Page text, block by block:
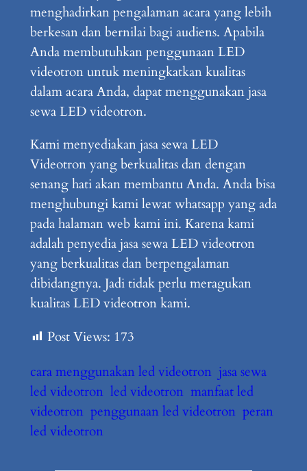
menghadirkan pengalaman acara yang lebih
berkesan dan bernilai bagi audiens. Apabila
Anda membutuhkan penggunaan LED
videotron untuk meningkatkan kualitas
dalam acara Anda, dapat menggunakan jasa
sewa LED videotron.
Kami menyediakan jasa sewa LED
Videotron yang berkualitas dan dengan
senang hati akan membantu Anda. Anda bisa
menghubungi kami lewat whatsapp yang ada
pada halaman web kami ini. Karena kami
adalah penyedia jasa sewa LED videotron
yang berkualitas dan berpengalaman
dibidangnya. Jadi tidak perlu meragukan
kualitas LED videotron kami.
Post Views: 173
cara menggunakan led videotron jasa sewa
led videotron led videotron manfaat led
videotron penggunaan led videotron peran
led videotron